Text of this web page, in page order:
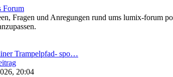
Forum
Fragen und Anregungen rund ums lumix-forum
Trampelpfad- spo…
20:04